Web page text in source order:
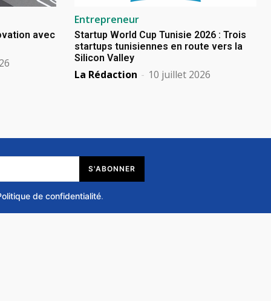
avec
Entrepreneur
Startup World Cup Tunisie 2026 : Trois
startups tunisiennes en route vers la
Silicon Valley
La Rédaction - 10 juillet 2026
S'ABONNER
de confidentialité.